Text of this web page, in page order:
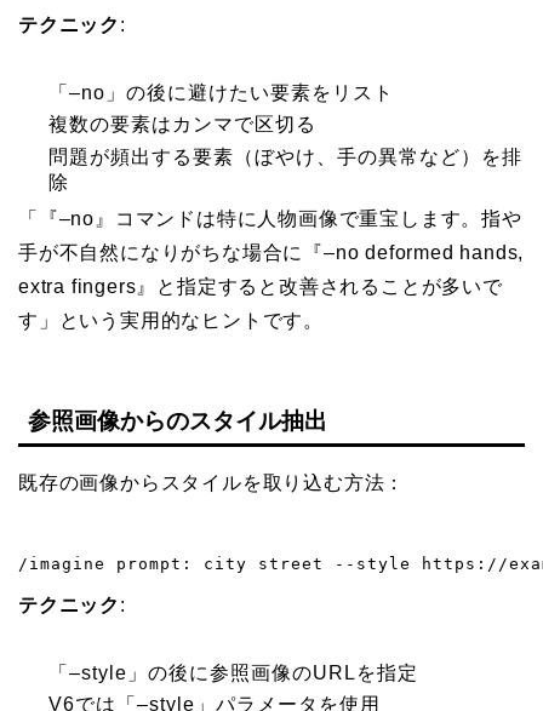
テクニック :
「–no」の後に避けたい要素をリスト
複数の要素はカンマで区切る
問題が頻出する要素（ぼやけ、手の異常など）を排
除
「『–no』コマンドは特に人物画像で重宝します。指や
手が不自然になりがちな場合に『–no deformed hands,
extra fingers』と指定すると改善されることが多いで
す」という実用的なヒントです。
参照画像からのスタイル抽出
既存の画像からスタイルを取り込む方法：
/imagine prompt: city street --style https://
テクニック :
「–style」の後に参照画像のURLを指定
V6では「–style」パラメータを使用